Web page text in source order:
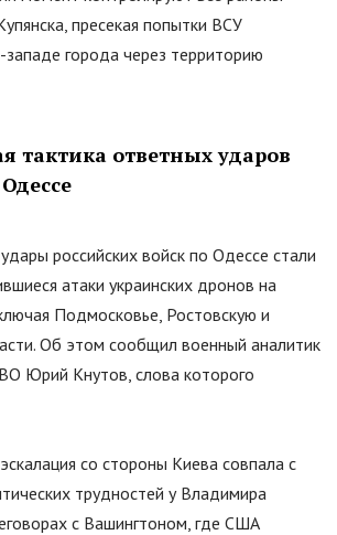
пресекая попытки ВСУ
западе города через территорию
тактика ответных ударов
российских войск по Одессе стали
атаки украинских дронов на
Подмосковье, Ростовскую и
Об этом сообщил военный аналитик
Юрий Кнутов, слова которого
со стороны Киева совпала с
трудностей у Владимира
с Вашингтоном, где США